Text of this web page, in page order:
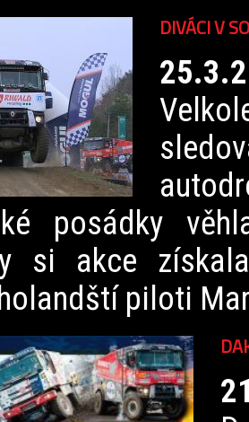
DIVÁCI V
posádky
si akce
piloti